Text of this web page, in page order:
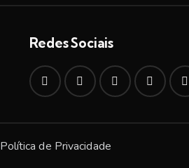
Redes Sociais
Política de Privacidade